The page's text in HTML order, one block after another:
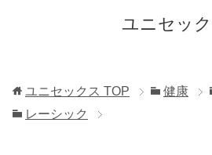
ユニセッ
ユニセックス TOP 健康
レーシック